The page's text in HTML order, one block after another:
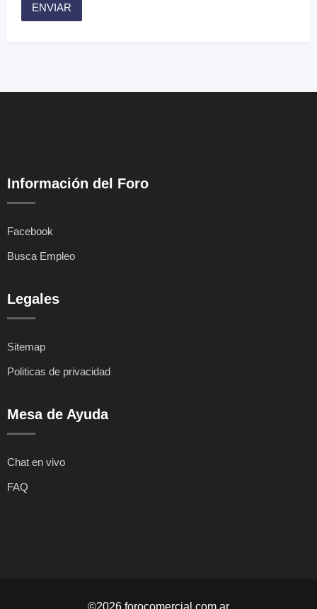
Información del Foro
Facebook
Busca Empleo
Legales
Sitemap
Politicas de privacidad
Mesa de Ayuda
Chat en vivo
FAQ
©2026 forocomercial.com.ar